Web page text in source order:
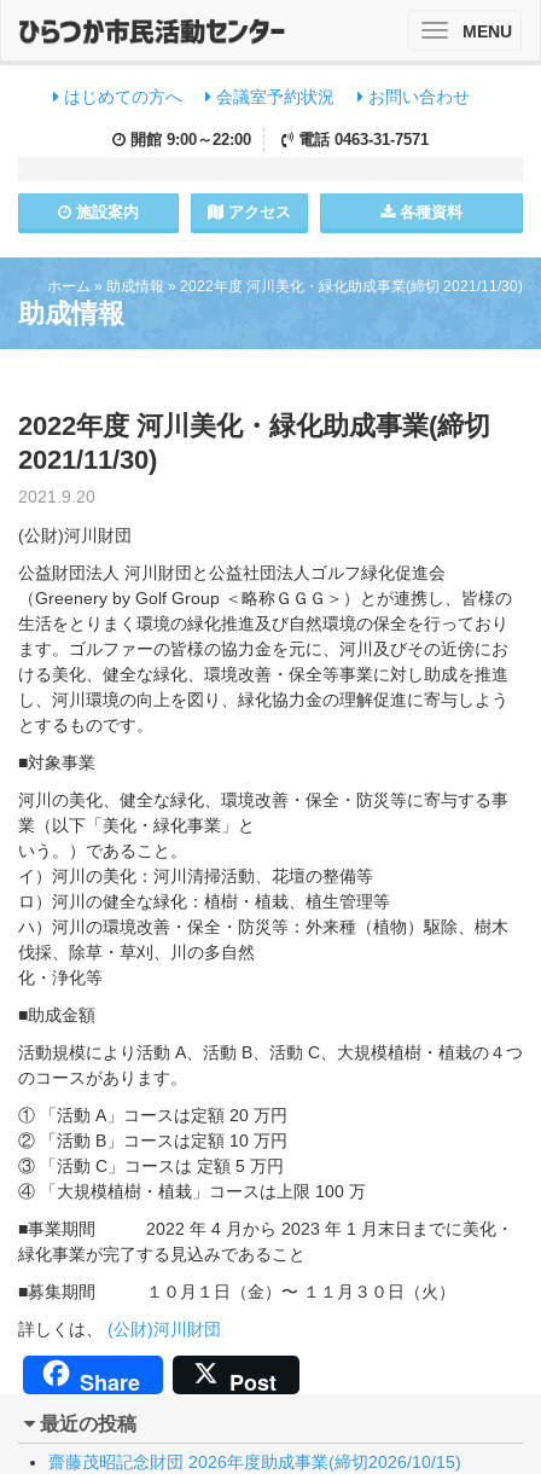
はじめての方へ 会議室予約状況 お問い合わせ
開館 9:00～22:00 電話 0463-31-7571
施設案内 アクセス 各種資料
ToggleMENU
ホーム » 助成情報 » 2022年度 河川美化・緑化助成事業(締切 2021/11/30)
助成情報
2022年度 河川美化・緑化助成事業(締切
2021/11/30)
2021.9.20
(公財)河川財団
公益財団法⼈ 河川財団と公益社団法⼈ゴルフ緑化促進会
（Greenery by Golf Group ＜略称ＧＧＧ＞）とが連携し、皆様の
⽣活をとりまく環境の緑化推進及び⾃然環境の保全を⾏っており
ます。ゴルファーの皆様の協⼒⾦を元に、河川及びその近傍にお
ける美化、健全な緑化、環境改善・保全等事業に対し助成を推進
し、河川環境の向上を図り、緑化協⼒⾦の理解促進に寄与しよう
とするものです。
■対象事業
河川の美化、健全な緑化、環境改善・保全・防災等に寄与する事
業（以下「美化・緑化事業」と
いう。）であること。
イ）河川の美化：河川清掃活動、花壇の整備等
ロ）河川の健全な緑化：植樹・植栽、植生管理等
ハ）河川の環境改善・保全・防災等：外来種（植物）駆除、樹木
伐採、除草・草刈、川の多自然
化・浄化等
■助成金額
活動規模により活動 A、活動 B、活動 C、大規模植樹・植栽の４つ
のコースがあります。
① 「活動 A」コースは定額 20 万円
② 「活動 B」コースは定額 10 万円
③ 「活動 C」コースは 定額 5 万円
④ 「大規模植樹・植栽」コースは上限 100 万
■事業期間 2022 年 4 月から 2023 年 1 月末日までに美化・
緑化事業が完了する見込みであること
■募集期間 １０⽉１⽇（⾦）〜 １１⽉３０⽇（⽕）
詳しくは、
(公財)河川財団
Share Post
最近の投稿
齋藤茂昭記念財団 2026年度助成事業(締切2026/10/15)